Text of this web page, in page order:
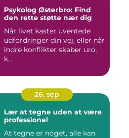
Psykolog Østerbro: Find
den rette støtte nær dig
Når livet kaster uventede
udfordringer din vej, eller når
indre konflikter skaber uro,
k...
26. sep
Lær at tegne uden at være
professionel
At tegne er noget, alle kan